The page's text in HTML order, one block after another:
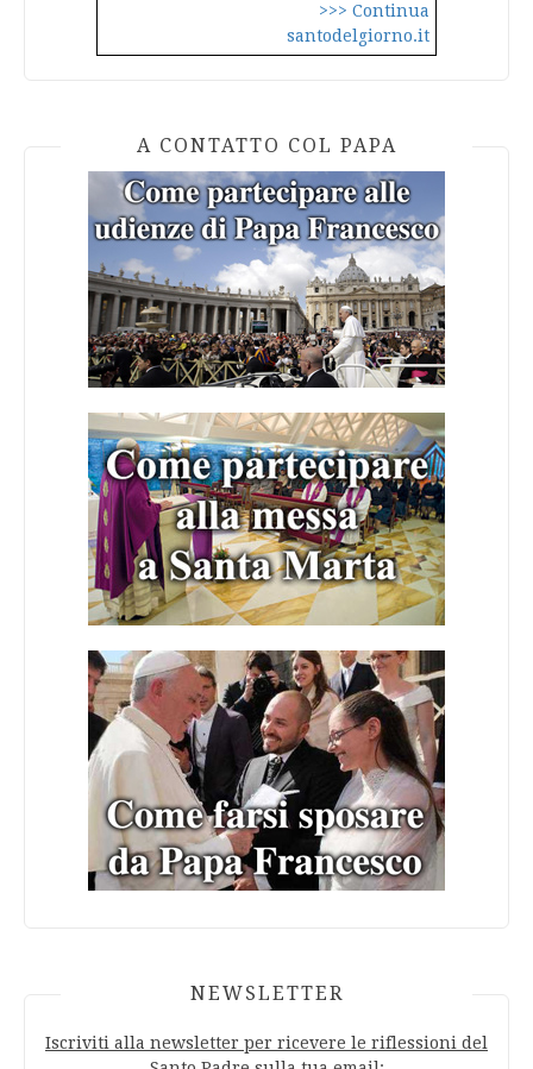
>>> Continua
santodelgiorno.it
A CONTATTO COL PAPA
NEWSLETTER
Iscriviti alla newsletter per ricevere le riflessioni del